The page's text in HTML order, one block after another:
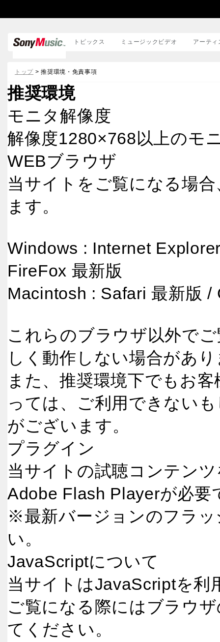
トピックス ミュージックビデオ アーティ
トップ > 推奨環境・免責事項
推奨環境
モニタ解像度
解像度1280×768以上のモ
WEBブラウザ
当サイトをご覧になる場
ます。
Windows : Internet
FireFox 最新版
Macintosh : Safari 最新版
これらのブラウザ以外で
しく動作しない場合があ
また、推奨環境下でもお
っては、ご利用できない
がございます。
プラグイン
当サイトの試聴コンテン
Adobe Flash Playerが必要
※最新バージョンのフラ
い。
JavaScriptについて
当サイトはJavaScriptを利
ご覧になる際にはブラウ
てください。